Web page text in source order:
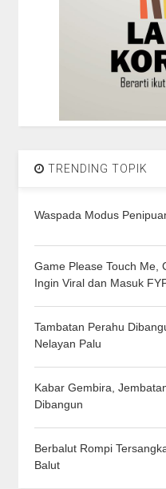
TRENDING TOPIK
Waspada Modus
Game Please Touch Me,
Ingin Viral dan Masuk
Tambatan Perahu
Nelayan Palu
Kabar Gembira,
Dibangun
Berbalut Rompi
Balut